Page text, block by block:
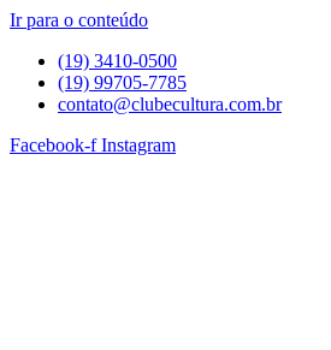
Ir para o conteúdo
(19) 3410-0500
(19) 99705-7785
contato@clubecultura.com.br
Facebook-f Instagram